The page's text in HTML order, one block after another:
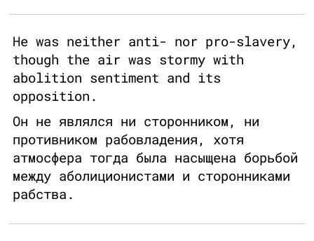
He was neither anti- nor pro-slavery,
though the air was stormy with
abolition sentiment and its
opposition.
Он не являлся ни сторонником, ни
противником рабовладения, хотя
атмосфера тогда была насыщена борьбой
между аболиционистами и сторонниками
рабства.